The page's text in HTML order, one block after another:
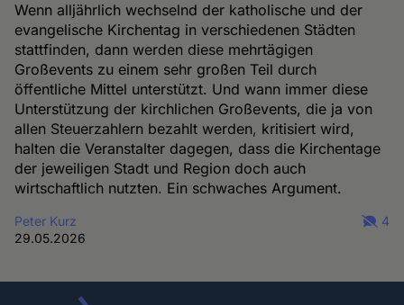
Wenn alljährlich wechselnd der katholische und der
evangelische Kirchentag in verschiedenen Städten
stattfinden, dann werden diese mehrtägigen
Großevents zu einem sehr großen Teil durch
öffentliche Mittel unterstützt. Und wann immer diese
Unterstützung der kirchlichen Großevents, die ja von
allen Steuerzahlern bezahlt werden, kritisiert wird,
halten die Veranstalter dagegen, dass die Kirchentage
der jeweiligen Stadt und Region doch auch
wirtschaftlich nutzten. Ein schwaches Argument.
Peter Kurz
29.05.2026
4